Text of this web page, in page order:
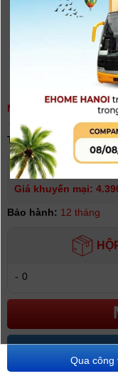
MÁY GHI ÂM ZOOM
(0người
Tình trạng:
Có hàng
Giá niêm yết:
Giá khuyến mại:
Bảo hành: 12 tháng
- 0
Qua công